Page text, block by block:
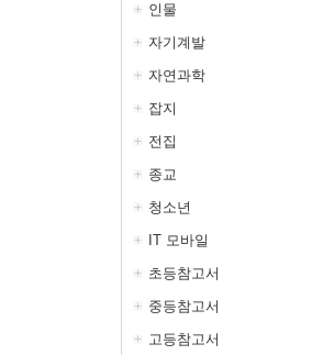
인물
자기계발
자연과학
잡지
전집
종교
청소년
IT 모바일
초등참고서
중등참고서
고등참고서